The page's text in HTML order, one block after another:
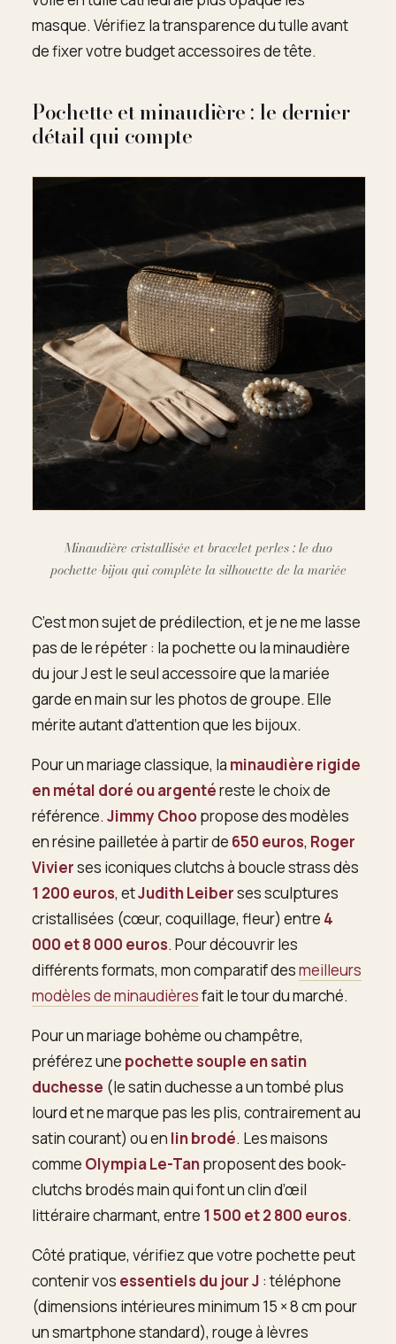
masque. Vérifiez la transparence du tulle avant
de fixer votre budget accessoires de tête.
Pochette et minaudière : le dernier
détail qui compte
Minaudière cristallisée et bracelet perles : le duo
pochette-bijou qui complète la silhouette de la mariée
C’est mon sujet de prédilection, et je ne me lasse
pas de le répéter : la pochette ou la minaudière
du jour J est le seul accessoire que la mariée
garde en main sur les photos de groupe. Elle
mérite autant d’attention que les bijoux.
Pour un mariage classique, la minaudière rigide
en métal doré ou argentéreste le choix de
référence. Jimmy Choopropose des modèles
en résine pailletée à partir de 650 euros, Roger
Vivierses iconiques clutchs à boucle strass dès
1 200 euros, etJudith Leiberses sculptures
cristallisées (cœur, coquillage, fleur) entre 4
000 et 8 000 euros. Pour découvrir les
différents formats, mon comparatif desmeilleurs
modèles de minaudièresfait le tour du marché.
Pour un mariage bohème ou champêtre,
préférez une pochette souple en satin
duchesse (le satin duchesse a un tombé plus
lourd et ne marque pas les plis, contrairement au
satin courant) ou en lin brodé. Les maisons
comme Olympia Le-Tanproposent des book-
clutchs brodés main qui font un clin d’œil
littéraire charmant, entre 1 500 et 2 800 euros.
Côté pratique, vérifiez que votre pochette peut
contenir vos essentiels du jour J : téléphone
(dimensions intérieures minimum 15 × 8 cm pour
un smartphone standard), rouge à lèvres